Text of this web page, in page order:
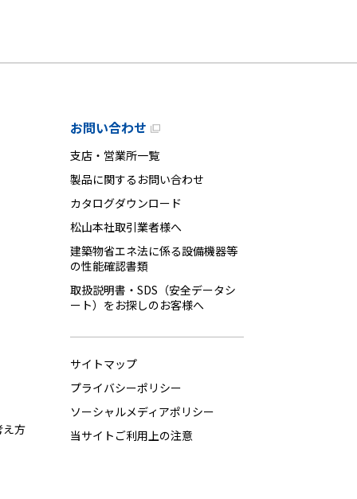
え方
お問い合わせ
支店・営業所一覧
製品に関するお問い合わせ
カタログダウンロード
松山本社取引業者様へ
建築物省エネ法に係る設備機器等
の性能確認書類
取扱説明書・SDS（安全データシ
ート）をお探しのお客様へ
サイトマップ
プライバシーポリシー
ソーシャルメディアポリシー
当サイトご利用上の注意